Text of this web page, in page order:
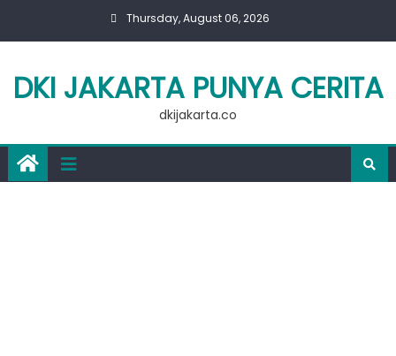
Thursday, August 06, 2026
DKI JAKARTA PUNYA CERITA
dkijakarta.co